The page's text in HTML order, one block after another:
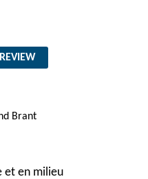
et en milieu
Brant